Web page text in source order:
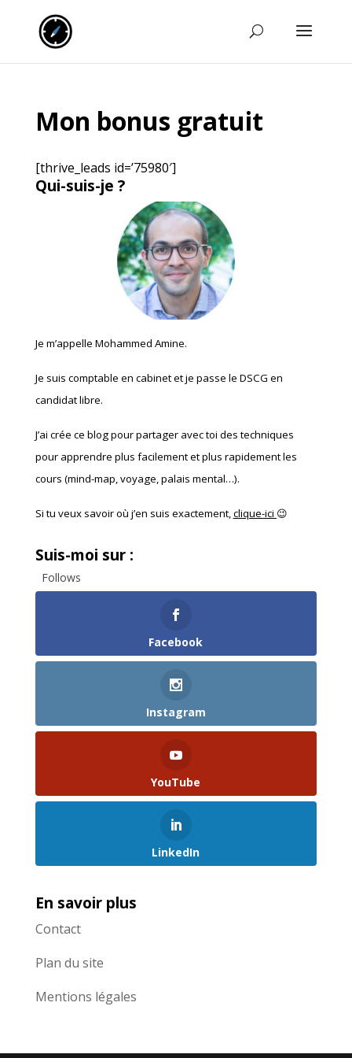
Mon bonus gratuit
[thrive_leads id=’75980′]
Qui-suis-je ?
Je m’appelle Mohammed Amine.
Je suis comptable en cabinet et je passe le DSCG en
candidat libre.
J’ai crée ce blog pour partager avec toi des techniques
pour apprendre plus facilement et plus rapidement les
cours (mind-map, voyage, palais mental…).
Si tu veux savoir où j’en suis exactement,clique-ici 😉
Suis-moi sur :
Follows
Facebook
Instagram
YouTube
LinkedIn
En savoir plus
Contact
Plan du site
Mentions légales